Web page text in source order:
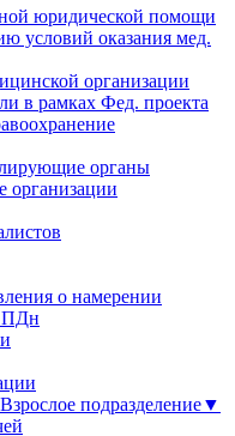
юридической помощи
условий оказания мед.
организации
в рамках Фед. проекта
органы
организации
о намерении
ПДн
Взрослое подразделение▼